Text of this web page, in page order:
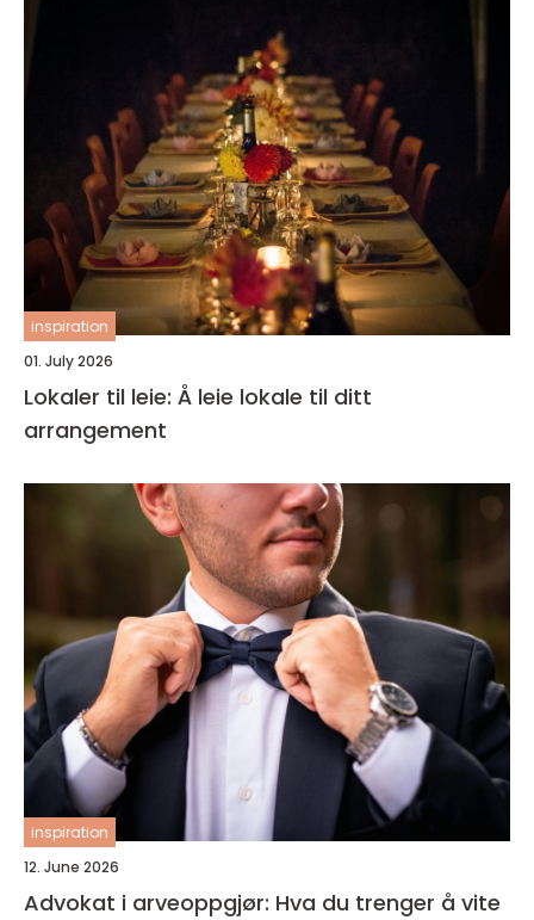
inspiration
01. July 2026
Lokaler til leie: Å leie lokale til ditt
arrangement
inspiration
12. June 2026
Advokat i arveoppgjør: Hva du trenger å vite